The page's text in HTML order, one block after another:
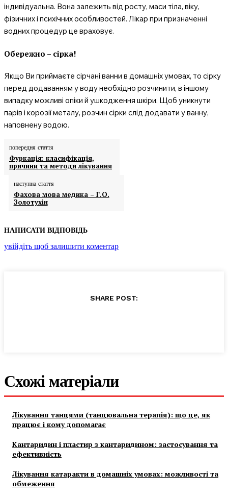
індивідуальна. Вона залежить від росту, маси тіла, віку,
фізичних і психічних особливостей. Лікар при призначенні
водних процедур це враховує.
Обережно – сірка!
Якщо Ви приймаєте сірчані ванни в домашніх умовах, то сірку
перед додаванням у воду необхідно розчинити, в іншому
випадку можливі опіки й ушкодження шкіри. Щоб уникнути
парів і корозії металу, розчин сірки слід додавати у ванну,
наповнену водою.
попередня стаття
Фуркація: класифікація,
причини та методи лікування
наступна стаття
Фахова мова медика – Г.О.
Золотухін
НАПИСАТИ ВІДПОВІДЬ
увійдіть щоб залишити коментар
SHARE POST:
Схожі матеріали
Лікування танцями (танцювальна терапія): що це, як
працює і кому допомагає
Кантаридин і пластир з кантаридином: застосування та
ефективність
Лікування катаракти в домашніх умовах: можливості та
обмеження